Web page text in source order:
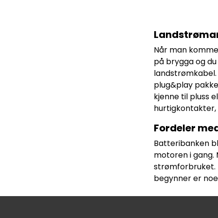
Når man
på brygga og
plug&play
kjenne til pluss
Fordeler
Batteribanken
motoren i
strømforbruket.
begynner er